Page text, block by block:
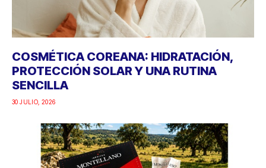
COSMÉTICA COREANA: HIDRATACIÓN,
PROTECCIÓN SOLAR Y UNA RUTINA
SENCILLA
30 JULIO, 2026